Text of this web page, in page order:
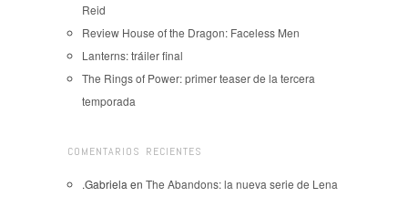
Reid
Review House of the Dragon: Faceless Men
Lanterns: tráiler final
The Rings of Power: primer teaser de la tercera
temporada
COMENTARIOS RECIENTES
.Gabriela en The Abandons: la nueva serie de Lena